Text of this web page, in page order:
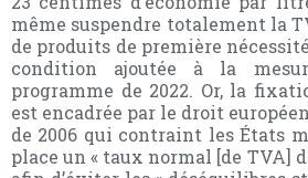
même suspendre totalement la
de produits de première
condition ajoutée à la
programme de 2022. Or, la
est encadrée par le droit
de 2006 qui contraint les États
place un « taux normal [de TVA]